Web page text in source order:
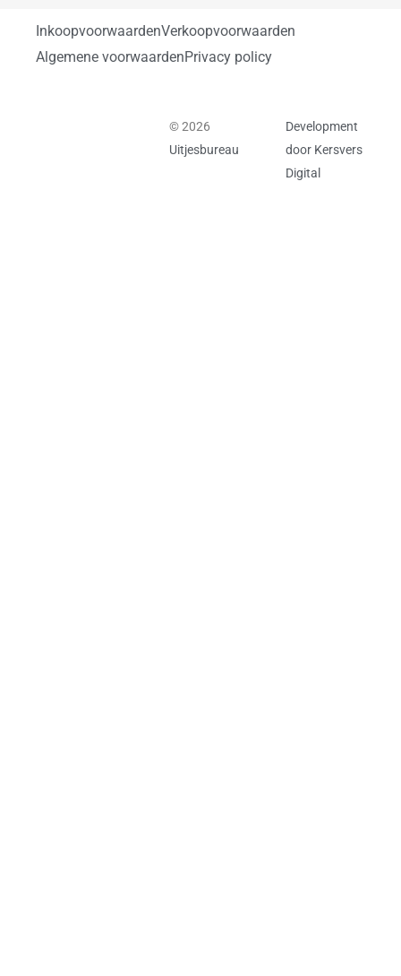
InkoopvoorwaardenVerkoopvoorwaarden
Algemene voorwaardenPrivacy policy
© 2026
Uitjesbureau
Development
door Kersvers
Digital